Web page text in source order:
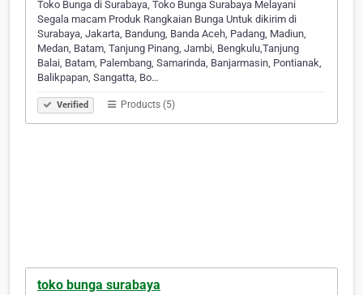
Toko Bunga di Surabaya, Toko Bunga Surabaya Melayani
Segala macam Produk Rangkaian Bunga Untuk dikirim di
Surabaya, Jakarta, Bandung, Banda Aceh, Padang, Madiun,
Medan, Batam, Tanjung Pinang, Jambi, Bengkulu,Tanjung
Balai, Batam, Palembang, Samarinda, Banjarmasin, Pontianak,
Balikpapan, Sangatta, Bo…
Verified Products (5)
toko bunga surabaya